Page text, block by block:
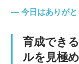
― 今日はありがと
育成でき
ルを見極